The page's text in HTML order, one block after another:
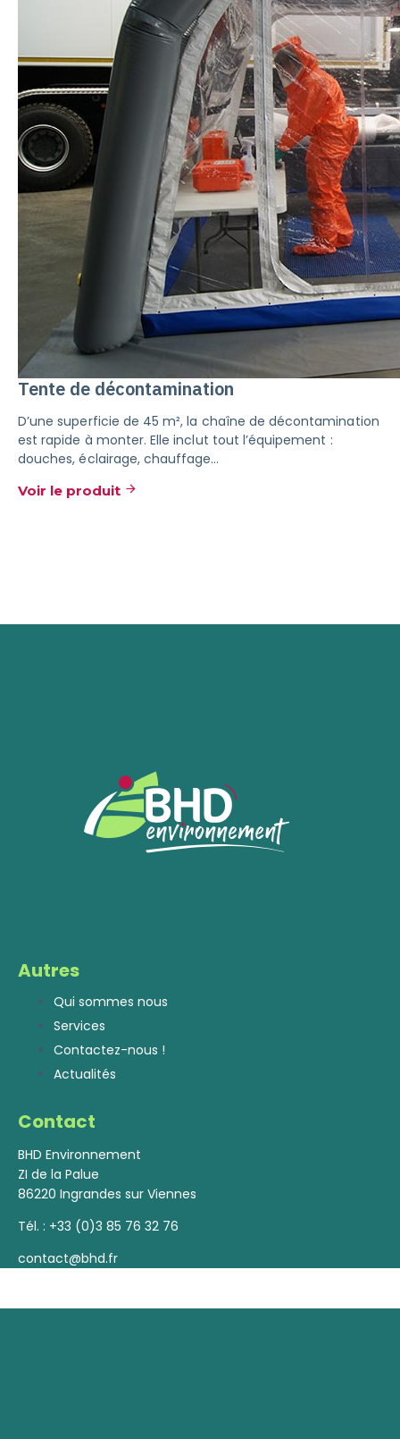
Tente de décontamination
D’une superficie de 45 m², la chaîne de décontamination
est rapide à monter. Elle inclut tout l’équipement :
douches, éclairage, chauffage…
Voir le produit
Autres
Qui sommes nous
Services
Contactez-nous !
Actualités
Contact
BHD Environnement
ZI de la Palue
86220 Ingrandes sur Viennes
Tél. : +33 (0)3 85 76 32 76
contact@bhd.fr